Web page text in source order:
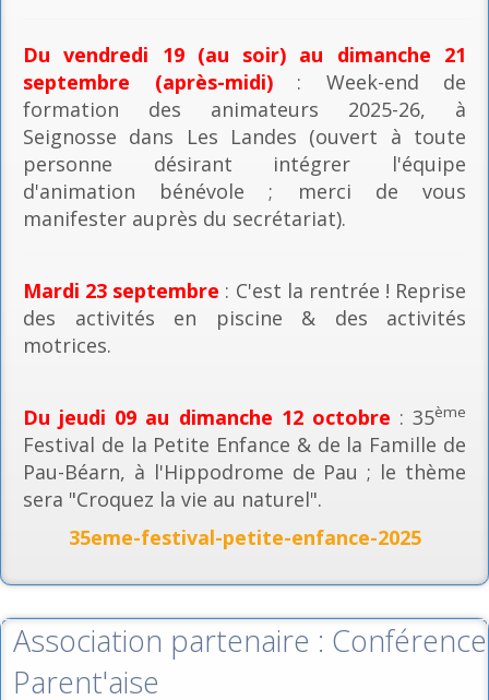
Du vendredi 19 (au soir) au dimanche 21
septembre (après-midi): Week-end de
formation des animateurs 2025-26, à
Seignosse dans Les Landes (ouvert à toute
personne désirant intégrer l'équipe
d'animation bénévole ; merci de vous
manifester auprès du secrétariat).
Mardi 23 septembre : C'est la rentrée ! Reprise
des activités en piscine & des activités
motrices.
Du jeudi 09 au dimanche 12 octobre : 35ème
Festival de la Petite Enfance & de la Famille de
Pau-Béarn, à l'Hippodrome de Pau ; le thème
sera "Croquez la vie au naturel".
35eme-festival-petite-enfance-2025
Association partenaire : Conférence
Parent'aise